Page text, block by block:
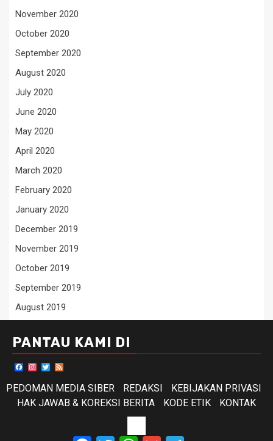
November 2020
October 2020
September 2020
August 2020
July 2020
June 2020
May 2020
April 2020
March 2020
February 2020
January 2020
December 2019
November 2019
October 2019
September 2019
August 2019
PANTAU KAMI DI
Facebook
Instagram
Twitter
PEDOMAN MEDIA SIBER
REDAKSI
KEBIJAKAN PRIVASI
HAK JAWAB & KOREKSI BERITA
KODE ETIK KONTAK